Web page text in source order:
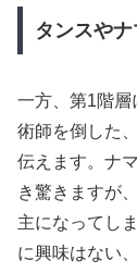
タンスやナ
一方、第1階層
術師を倒した
伝えます。ナ
き驚きますが
主になってし
に興味はない